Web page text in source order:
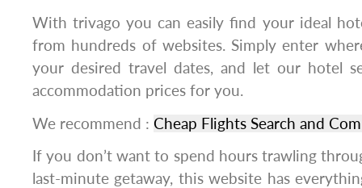
With trivago you can easily find your ideal
from hundreds of websites. Simply enter
your desired travel dates, and let our hotel
accommodation prices for you.
We recommend : Cheap Flights Search and
If you don’t want to spend hours trawling
last-minute getaway, this website has